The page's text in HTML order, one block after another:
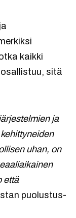
kaikki
sitä
ja
uhan, on
että
puolustus-